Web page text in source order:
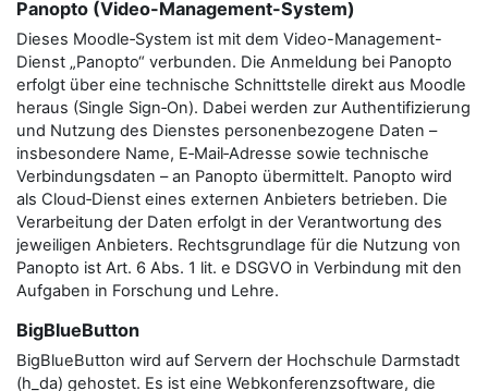
Panopto (Video-Management-System)
Dieses Moodle‑System ist mit dem Video-Management-
Dienst „Panopto“ verbunden. Die Anmeldung bei Panopto
erfolgt über eine technische Schnittstelle direkt aus Moodle
heraus (Single Sign‑On). Dabei werden zur Authentifizierung
und Nutzung des Dienstes personenbezogene Daten –
insbesondere Name, E‑Mail‑Adresse sowie technische
Verbindungsdaten – an Panopto übermittelt. Panopto wird
als Cloud‑Dienst eines externen Anbieters betrieben. Die
Verarbeitung der Daten erfolgt in der Verantwortung des
jeweiligen Anbieters. Rechtsgrundlage für die Nutzung von
Panopto ist Art. 6 Abs. 1 lit. e DSGVO in Verbindung mit den
Aufgaben in Forschung und Lehre.
BigBlueButton
BigBlueButton wird auf Servern der Hochschule Darmstadt
(h_da) gehostet. Es ist eine Webkonferenzsoftware, die